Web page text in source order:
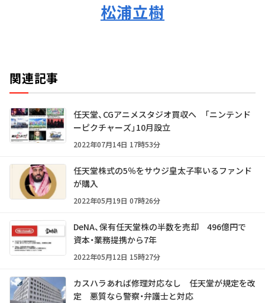
松浦立樹
関連記事
任天堂、CGアニメスタジオ買収へ 「ニンテンド
ーピクチャーズ」10月設立
2022年07月14日 17時53分
任天堂株式の5％をサウジ皇太子率いるファンド
が購入
2022年05月19日 07時26分
DeNA、保有任天堂株の半数を売却 496億円で
資本・業務提携から7年
2022年05月12日 15時27分
カスハラあれば修理対応なし 任天堂が規定を改
定 悪質なら警察・弁護士と対応